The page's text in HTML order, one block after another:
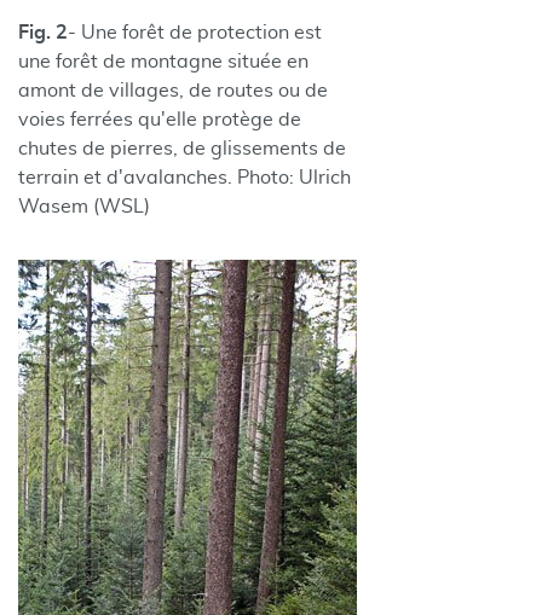
Fig. 2- Une forêt de protection est
une forêt de montagne située en
amont de villages, de routes ou de
voies ferrées qu'elle protège de
chutes de pierres, de glissements de
terrain et d'avalanches. Photo: Ulrich
Wasem (WSL)